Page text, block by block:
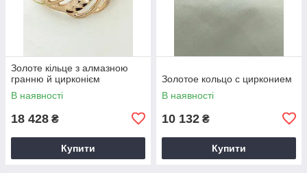
Золоте кільце з алмазною
гранню й цирконієм
В наявності
18 428 ₴
Купити
Золотое кольцо с цирконием
В наявності
10 132 ₴
Купити